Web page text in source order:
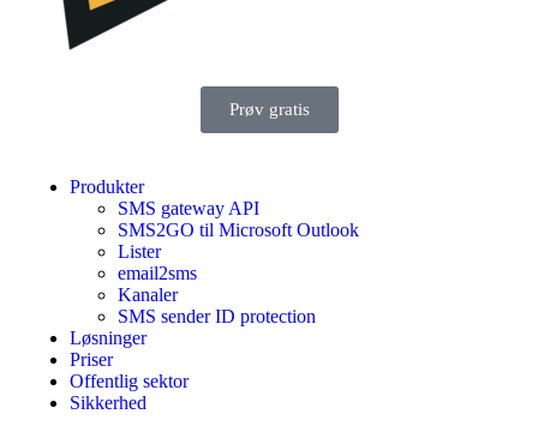
Prøv gratis
Produkter
SMS gateway API
SMS2GO til Microsoft Outlook
Lister
email2sms
Kanaler
SMS sender ID protection
Løsninger
Priser
Offentlig sektor
Sikkerhed